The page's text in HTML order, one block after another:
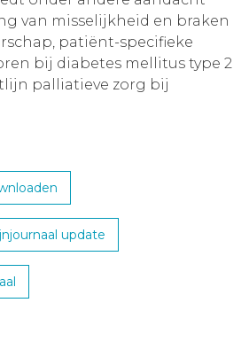
van misselijkheid en braken
patiënt-specifieke
bij diabetes mellitus type 2
palliatieve zorg bij
update